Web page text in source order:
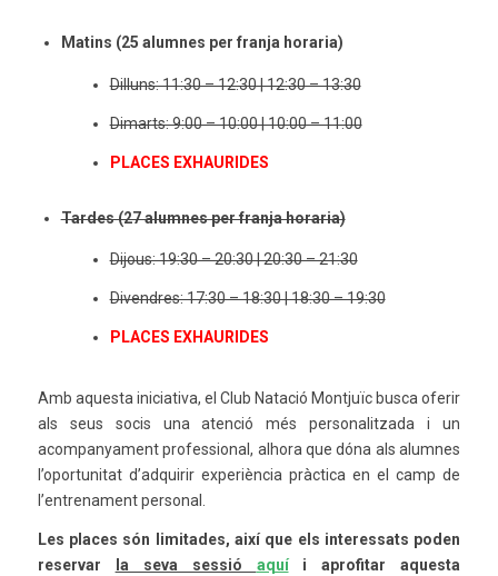
Matins (25 alumnes per franja horaria)
Dilluns: 11:30 – 12:30 | 12:30 – 13:30
Dimarts: 9:00 – 10:00 | 10:00 – 11:00
PLACES EXHAURIDES
Tardes (27 alumnes per franja horaria)
Dijous: 19:30 – 20:30 | 20:30 – 21:30
Divendres: 17:30 – 18:30 | 18:30 – 19:30
PLACES EXHAURIDES
Amb aquesta iniciativa, el Club Natació Montjuïc busca oferir
als seus socis una atenció més personalitzada i un
acompanyament professional, alhora que dóna als alumnes
l’oportunitat d’adquirir experiència pràctica en el camp de
l’entrenament personal.
Les places són limitades, així que els interessats poden
reservar
la seva sessió aquíi aprofitar aquesta